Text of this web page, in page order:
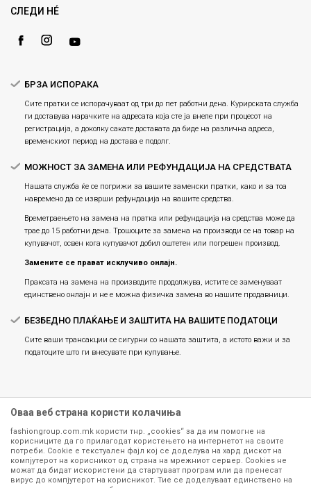
Gift Card
Замена и рефундација на производи
СЛЕДИ НÉ
БРЗА ИСПОРАКА
Сите пратки се испорачуваат од три до пет работни дена. Курирската служба
ги доставува нарачките на адресата која сте ја внеле при процесот на
регистрација, а доколку сакате доставата да биде на различна адреса,
временскиот период на достава е подолг.
МОЖНОСТ ЗА ЗАМЕНА ИЛИ РЕФУНДАЦИЈА НА СРЕДСТВАТА
Нашата служба ќе се погрижи за вашите заменски пратки, како и за тоа
навремено да се изврши рефундација на вашите средства.
Времетраењето на замена на пратка или рефундацијa на средства може да
трае до 15 работни дена. Трошоците за замена на производи се на товар на
купувачот, освен кога купувачот добил оштетен или погрешен производ.
Замените се прават исклучиво онлајн.
Праксата на замена на производите продолжува, истите се заменуваат
единствено онлајн и не е можна физичка замена во нашите продавници.
БЕЗБЕДНО ПЛАЌАЊЕ И ЗАШТИТА НА ВАШИТЕ ПОДАТОЦИ
Сите ваши трансакции се сигурни со нашата заштита, а истото важи и за
податоците што ги внесувате при купување.
Сите информации околу производите кои се изложени на нашата
Оваа веб страна користи колачиња
fashiongroup.com.mk користи тнр. „cookies“ за да им помогне на
корисниците да го прилагодат користењето на интернетот на своите
потреби. Cookie е текстуален фајл кој се доделува на хард дискот на
компјутерот на корисникот од страна на мрежниот сервер. Cookies не
можат да бидат искористени да стартуваат програм или да пренесат
вирус до компјутерот на корисникот. Тие се доделуваат единствено на